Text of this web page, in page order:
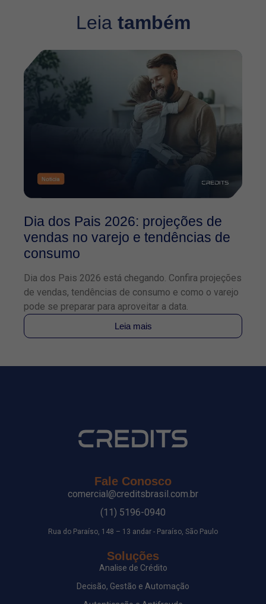
Leia também
Dia dos Pais 2026: projeções de
vendas no varejo e tendências de
consumo
Dia dos Pais 2026 está chegando. Confira projeções
de vendas, tendências de consumo e como o varejo
pode se preparar para aproveitar a data.
Leia mais
Fale Conosco
comercial@creditsbrasil.com.br
(11) 5196-0940
Rua do Paraíso, 148 – 13 andar - Paraíso, São Paulo
Soluções
Analise de Crédito
Decisão, Gestão e Automação